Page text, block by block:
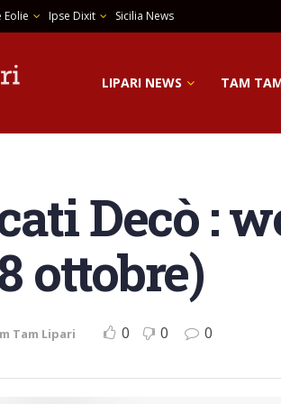
Eolie Ipse Dixit Sicilia News
LIPARI NEWS TAM
Decò :
ottobre)
Tam Lipari 0 0 0